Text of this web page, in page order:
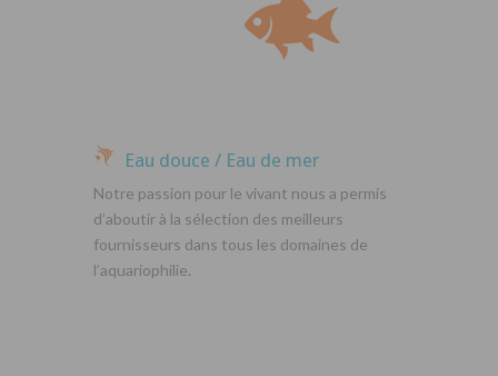
Eau douce / Eau de mer
Notre passion pour le vivant nous a permis
d’aboutir à la sélection des meilleurs
fournisseurs dans tous les domaines de
l’aquariophilie.